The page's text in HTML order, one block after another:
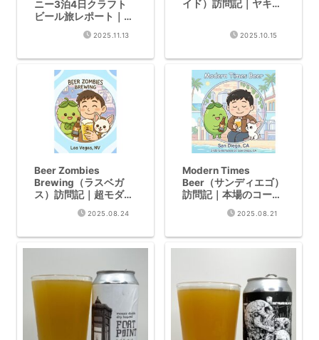
ニー3泊4日クラフト
ビール旅レポート｜
Hazy IPAの聖地を16
軒巡る旅日記2025.11.13
イド）訪問記｜ヤキマ
2025.10.15
Beer Zombies
Brewing（ラスベガ
ス）訪問記｜超モダン
Hazy IPAが存在した
2025.08.24
Modern Times
Beer（サンディエゴ）
訪問記｜本場のコーヒ
ーナイトロを堪能
2025.08.21